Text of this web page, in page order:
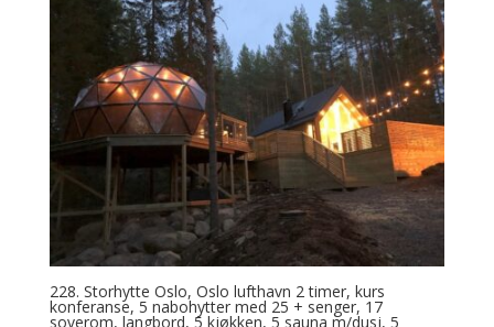
228. Storhytte Oslo, Oslo lufthavn 2 timer, kurs
konferanse, 5 nabohytter med 25 + senger, 17
soverom, langbord, 5 kjøkken, 5 sauna m/dusj, 5